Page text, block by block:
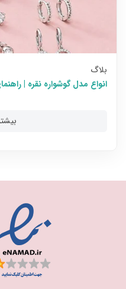
بلاگ
انواع مدل گوشواره نقره |